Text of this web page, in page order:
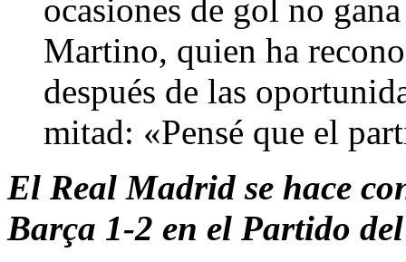
ocasiones de gol no
Martino, quien ha
después de las
mitad: «Pensé que el
El Real Madrid se hace
Barça 1-2 en el Partido